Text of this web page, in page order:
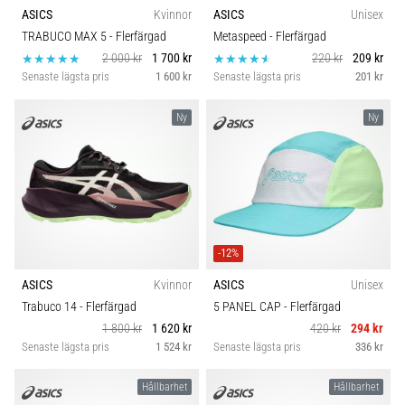
Hur
utförs
det
korrekt,
används
6. 8. 2026
Orsaker,
behandling
förebyggande
Löparknä,
Kategori
Passform
Hållbarhet
Komfort och dämpning
Skobredd
Carbon
ASICS
Kvinnor
TRABUCO MAX 5- Flerfärgad
2 000 kr
1 700 kr
Senaste lägsta pris 1 600 kr
ASICS
Unisex
Metaspeed - Flerfärgad
220 kr
209 kr
Senaste lägsta pris 201 kr
Ny
ASICS
Kvinnor
Trabuco 14- Flerfärgad
1 800 kr
1 620 kr
Senaste lägsta pris 1 524 kr
Ny
-12%
ASICS
Unisex
5 PANEL CAP - Flerfärgad
420 kr
294 kr
Senaste lägsta pris 336 kr
Hållbarhet Hållbarhet